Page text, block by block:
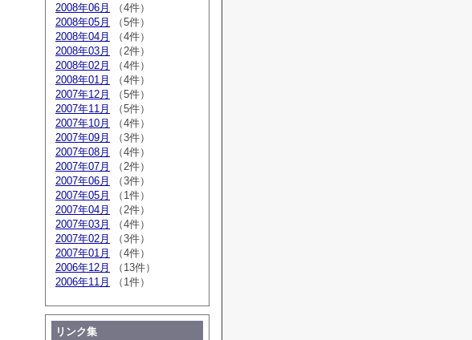
2008年06月
（4件）
2008年05月
（5件）
2008年04月
（4件）
2008年03月
（2件）
2008年02月
（4件）
2008年01月
（4件）
2007年12月
（5件）
2007年11月
（5件）
2007年10月
（4件）
2007年09月
（3件）
2007年08月
（4件）
2007年07月
（2件）
2007年06月
（3件）
2007年05月
（1件）
2007年04月
（2件）
2007年03月
（4件）
2007年02月
（3件）
2007年01月
（4件）
2006年12月
（13件）
2006年11月
（1件）
リンク集